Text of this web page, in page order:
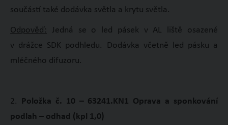
součástí také dodávka světla a krytu světla.
Odpověď:
Jedná se o led pásek v AL liště osazené
v drážce SDK podhledu. Dodávka včetně led pásku a
mléčného difuzoru.
2. Položka č. 10 – 63241.KN1 Oprava a sponkování
podlah – odhad (kpl 1,0)